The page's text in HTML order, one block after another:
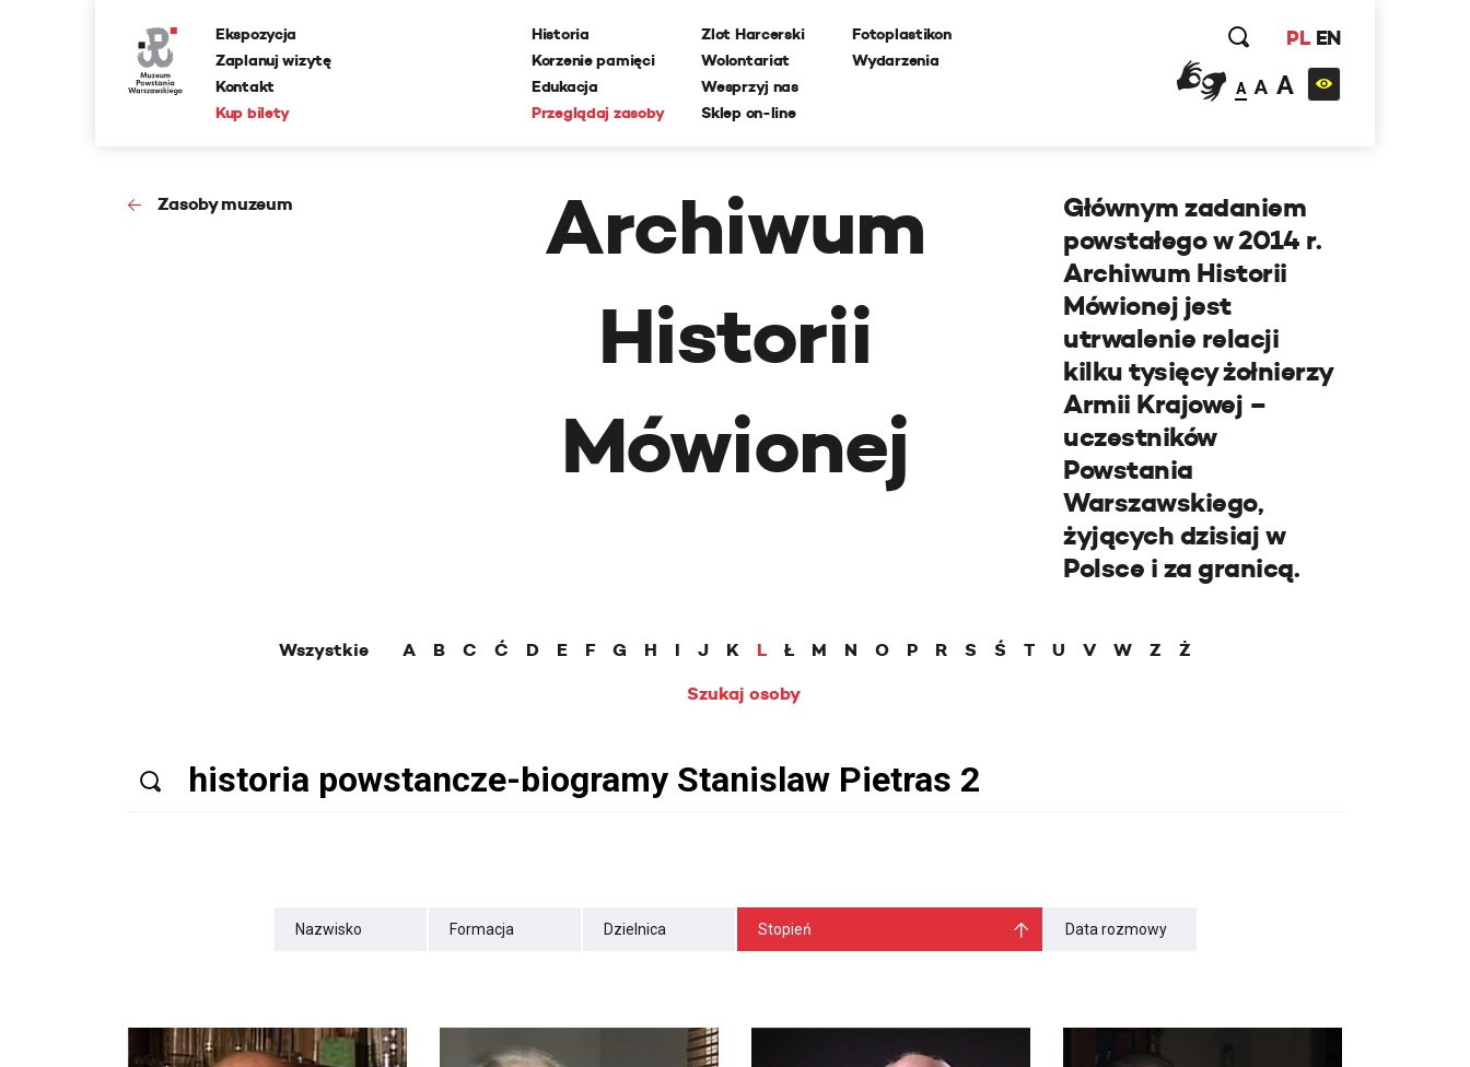
Ekspozycja
Zaplanuj wizytę
Kontakt
Kup bilety
Historia
Korzenie pamięci
Edukacja
Przeglądaj zasoby
Zlot Harcerski
Wolontariat
Wesprzyj nas
Sklep on-line
Fotoplastikon
Wydarzenia
PL EN
A A A
Zasoby muzeum
Archiwum
Historii
Mówionej
Głównym zadaniem
powstałego w 2014 r.
Archiwum Historii
Mówionej jest
utrwalenie relacji
kilku tysięcy żołnierzy
Armii Krajowej –
uczestników
Powstania
Warszawskiego,
żyjących dzisiaj w
Polsce i za granicą.
Wszystkie A B C Ć D E F G H I J K L Ł M N O P R S Ś T U V W Z
Ż
Szukaj osoby
Nazwisko Formacja Dzielnica Stopień Data rozmowy